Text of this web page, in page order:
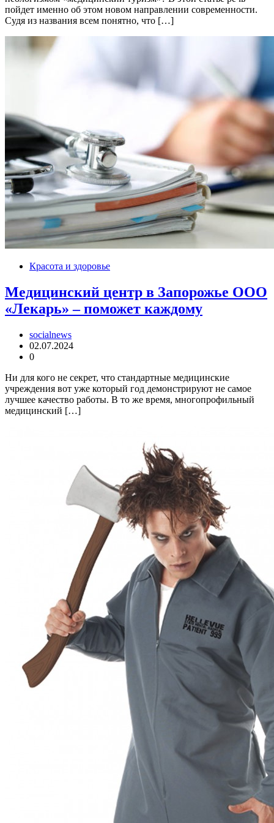
пойдет именно об этом новом направлении современности.
Судя из названия всем понятно, что […]
Красота и здоровье
Медицинский центр в Запорожье ООО
«Лекарь» – поможет каждому
socialnews
02.07.2024
0
Ни для кого не секрет, что стандартные медицинские
учреждения вот уже который год демонстрируют не самое
лучшее качество работы. В то же время, многопрофильный
медицинский […]